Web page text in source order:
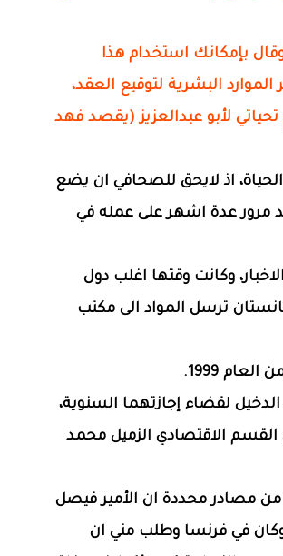
بيده إلى المكتب رقم 13 وقال بإمكانك استخدام هذا
البشرية لتوقيع العقد،
لأبو عبدالعزيز (يقصد فهد
اذ لايحق للصحافي ان يضع
مرور عدة اشهر على عمله في
وكانت وقتها اغلب دول
ترسل المواد الى مكتب
1999.
لقضاء إجازتهما السنوية،
الاقتصادي الزميل محمد
1999، علمت من مصادر محددة ان الأمير فيصل
في فرنسا وطلب مني ان